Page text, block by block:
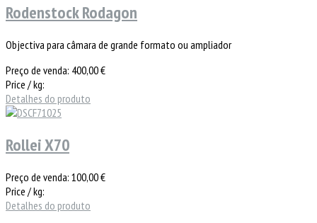
Rodenstock Rodagon
Objectiva para câmara de grande formato ou ampliador
Preço de venda: 400,00 €
Price / kg:
Detalhes do produto
Rollei X70
Preço de venda: 100,00 €
Price / kg:
Detalhes do produto